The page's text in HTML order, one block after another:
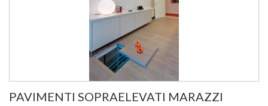
PAVIMENTI SOPRAELEVATI MARAZZI